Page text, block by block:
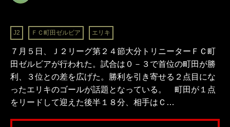
J2 ＦＣ町田ゼルビア エリキ
７月５日、Ｊ２リーグ第２４節大分トリニーターＦＣ町
田ゼルビアが行われた。試合は０－３で首位の町田が勝
利、３位との差を広げた。勝利を引き寄せる２点目にな
ったエリキのゴールが話題となっている。 町田が１点
をリードして迎えた後半１８分、相手はＣ…